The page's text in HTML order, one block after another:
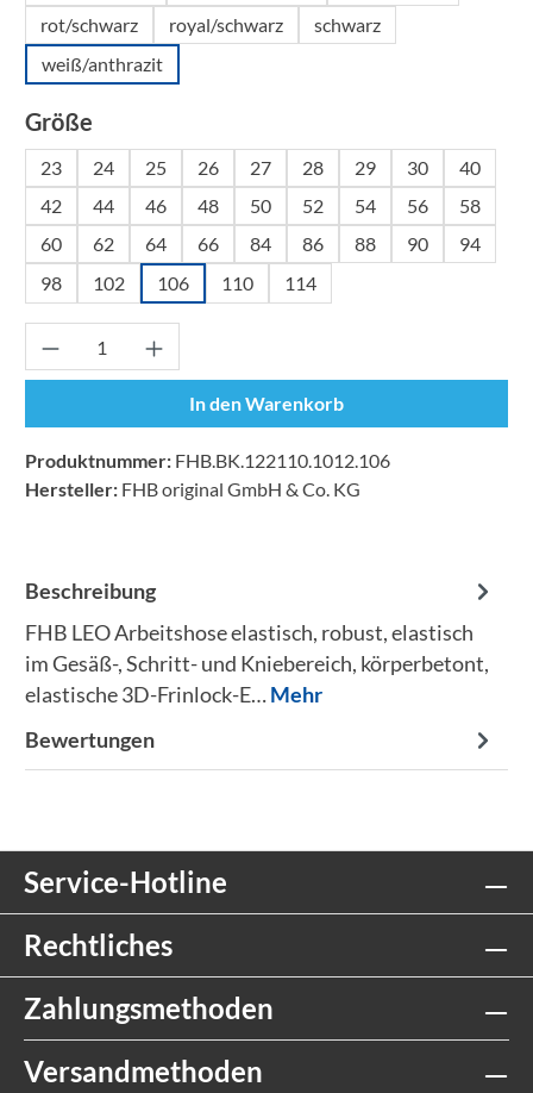
rot/schwarz
royal/schwarz
schwarz
weiß/anthrazit
Größe
23 24 25 26 27 28 29 30
40
42
44 46 48 50 52 54 56
58
60
62 64 66 84 86 88 90
94
98
102 106 110 114
Produkt Anzahl: Gib den gewünschten
In den Warenkorb
Produktnummer: FHB.BK.122110.1012.106
Hersteller: FHB original GmbH & Co. KG
Beschreibung
FHB LEO Arbeitshose elastisch, robust, elastisch
im Gesäß-, Schritt- und Kniebereich, körperbetont,
elastische 3D-Frinlock-E…Mehr
Bewertungen
Service-Hotline
Rechtliches
Zahlungsmethoden
Versandmethoden